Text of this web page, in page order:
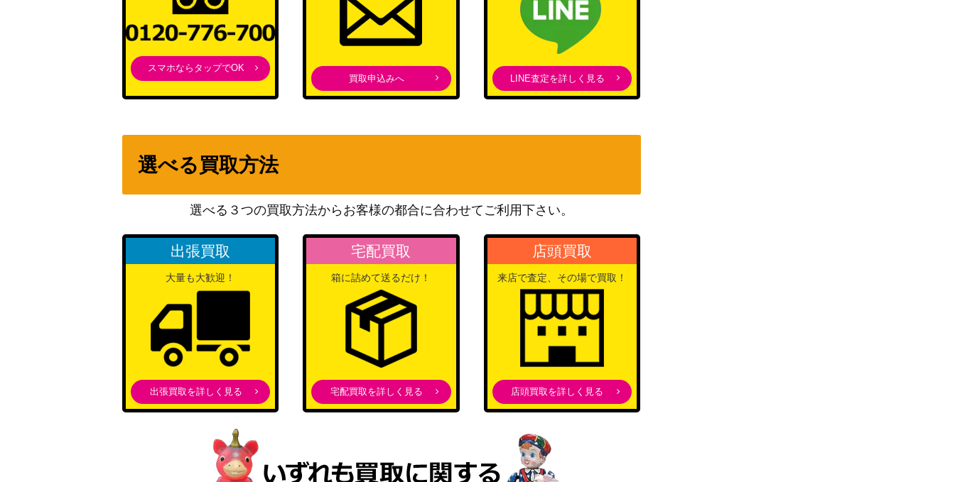
ピカチュウ（AR）【SV2a 173/165】
スカーレット＆バイオレッ
（ポケモンカード151）
クエスパトラex（SSR）【SV4a 323/190】
スカーレット＆バイオレッ
（シャイニートレジャー
200
（テラスタルフェスex）
ヒスイゾロアークVSTAR（HR）【S10a 092/071】
ソード&シールド
リーフィアGX（PROMO）【268/SM-P】
サン&ムーン
6,000
MフーディンEX（SR）【XY10 081/078】
スイクン（プレミアムファイル3 ）【neoP3】
ピカチュウ（プロモ）【369/SM-P】
サン&ムーン
（プロモ）
7,800
クチートV（CSR）【S11a 085/068】
BW
スマホならタップでOK
買取申込みへ LINE査定を詳しく見る
選べる買取方法
選べる３つの買取方法からお客様の都合に合わせてご利用下さい。
出張買取
大量も大歓迎！
出張買取を詳しく見る
宅配買取
箱に詰めて送るだけ！
宅配買取を詳しく見る
店頭買取
来店で査定、その場で買取！
店頭買取を詳しく見る